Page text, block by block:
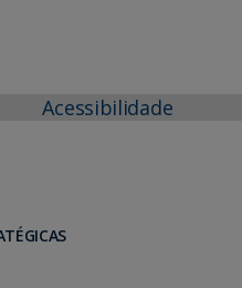
Acessibilidade